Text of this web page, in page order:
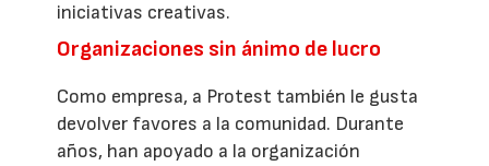
iniciativas creativas.
Organizaciones sin ánimo de lucro
Como empresa, a Protest también le gusta
devolver favores a la comunidad. Durante
años, han apoyado a la organización